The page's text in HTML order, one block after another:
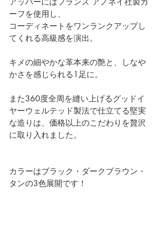
ーフを使用し、
コーディネートをワンランクアップし
てくれる高級感を演出。
キメの細やかな革本来の艶と、しなや
かさを感じられる1足に。
また360度全周を縫い上げるグッドイ
ヤーウェルテッド製法で仕立てる堅実
な造りは、価格以上のこだわりを贅沢
に取り入れました。
カラーはブラック・ダークブラウン・
タンの3色展開です！